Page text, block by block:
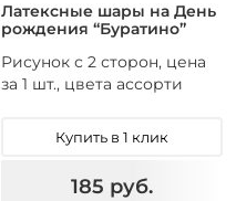
Латексные шары на День
рождения “Буратино”
Рисунок с 2 сторон, цена
за 1 шт., цвета ассорти
Купить в 1 клик
185 руб.